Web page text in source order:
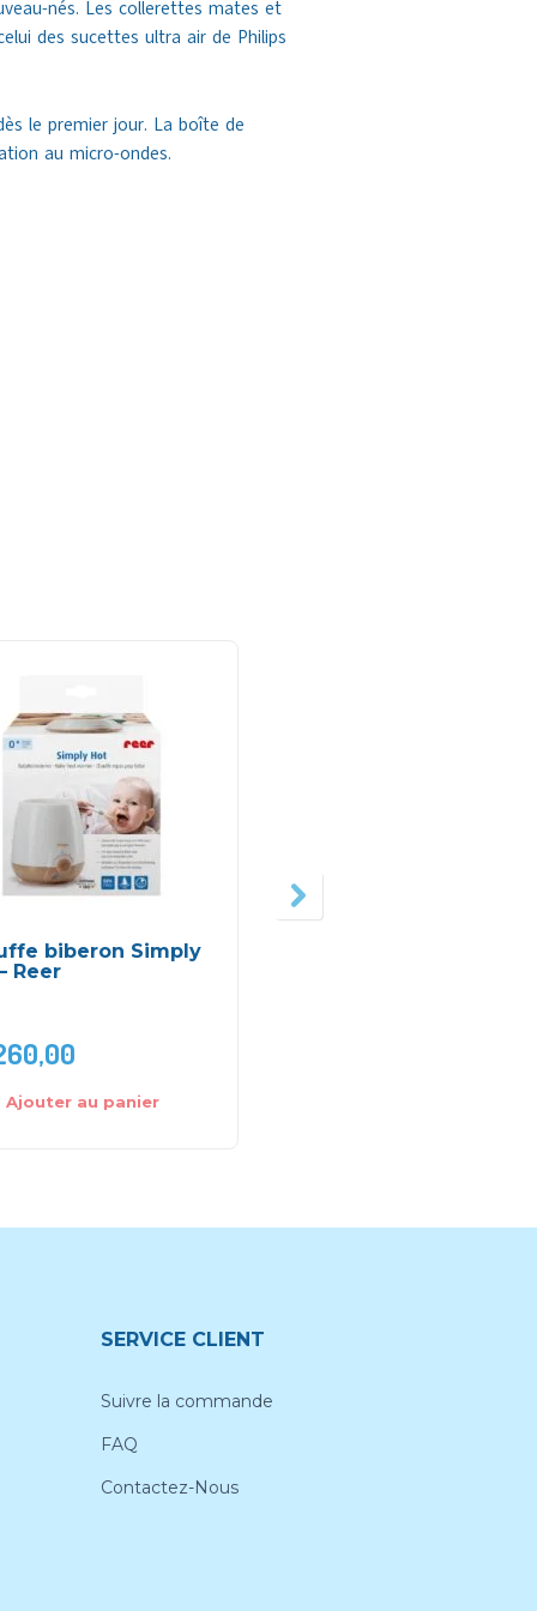
nés. Les collerettes mates et
des sucettes ultra air de Philips
le premier jour. La boîte de
au micro-ondes.
biberon Simply
Reer
Ajouter au panier
SERVICE CLIENT
Suivre la commande
FAQ
Contactez-Nous